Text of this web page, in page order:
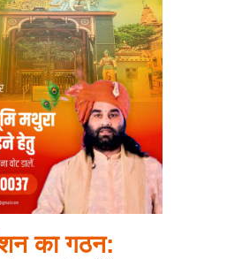
का गठन: